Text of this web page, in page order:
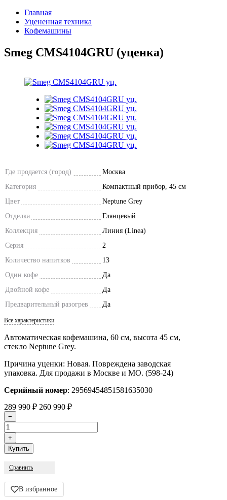
Главная
Уцененная техника
Кофемашины
Smeg CMS4104GRU (уценка)
Где продается (город)
Москва
Категория
Компактный прибор, 45 см
Цвет
Neptune Grey
Отделка
Глянцевый
Коллекция
Линия (Linea)
Серия
2
Количество напитков
13
Один кофе
Да
Двойной кофе
Да
Предварительный разогрев
Да
Все характеристики
Автоматическая кофемашина, 60 см, высота 45 см,
стекло Neptune Grey.
Причина уценки: Новая. Повреждена заводская
упаковка. Для продажи в Москве и МО. (598-24)
Серийный номер: 29569454851581635030
289 990 ₽ 260 990 ₽
Сравнить
В избранное